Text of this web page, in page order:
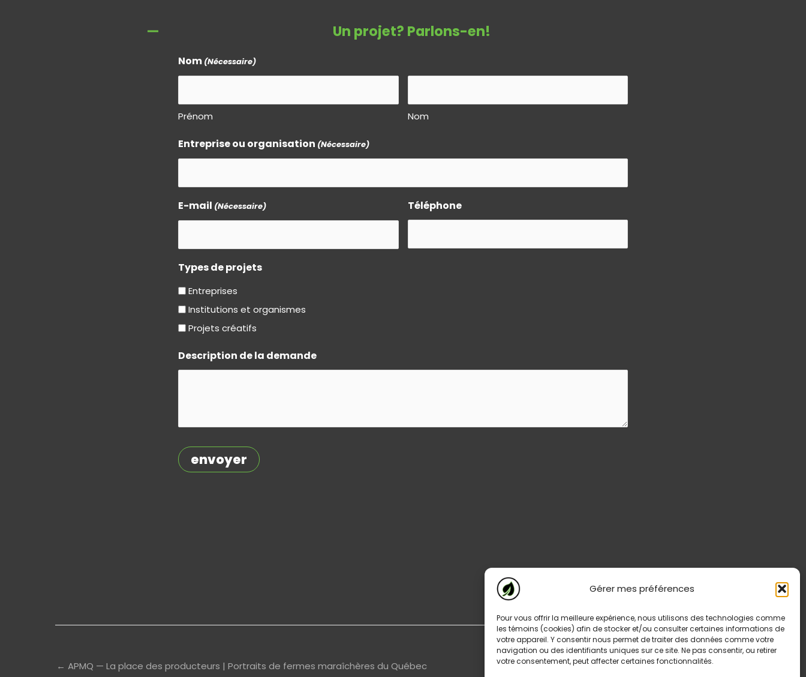
Gérer mes préférences
Pour vous offrir la meilleure expérience, nous utilisons des technologies comme
les témoins (cookies) afin de stocker et/ou consulter certaines informations de
votre appareil. Y consentir nous permet de traiter des données comme votre
navigation ou des identifiants uniques sur ce site. Ne pas consentir, ou retirer
votre consentement, peut affecter certaines fonctionnalités.
Un projet? Parlons-en!
Nom (Nécessaire)
Prénom Nom
Entreprise ou organisation (Nécessaire)
E-mail (Nécessaire) Téléphone
Types de projets
Entreprises
Institutions et organismes
Projets créatifs
Description de la demande
← APMQ — La place des producteurs | Portraits de fermes maraîchères du Québec Dévoilement du nouveau parc Rosemont —